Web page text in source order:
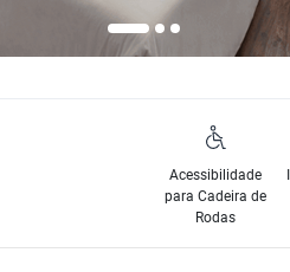
Acessibilidade
para Cadeira de
Rodas